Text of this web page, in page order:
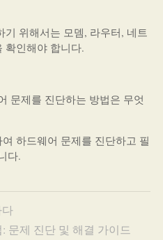
위해서는 모뎀, 라우터, 네트
확인해야 합니다.
문제를 진단하는 방법은 무엇
하드웨어 문제를 진단하고 필
다.
문제 진단 및 해결 가이드